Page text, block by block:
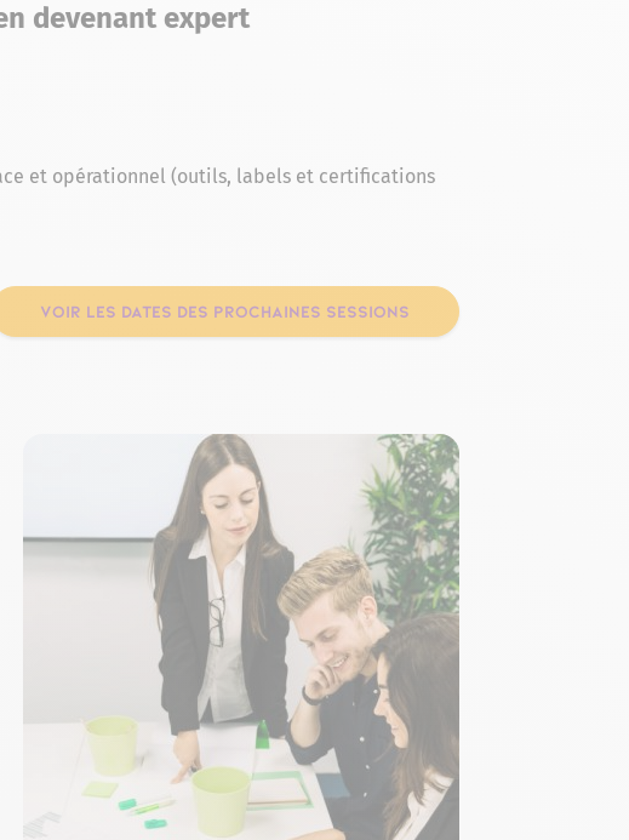
devenant expert
et opérationnel (outils, labels et certifications
VOIR LES DATES DES PROCHAINES SESSIONS